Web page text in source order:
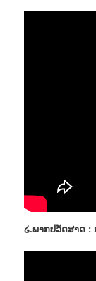
໒.ພາກປວັດສາດ :